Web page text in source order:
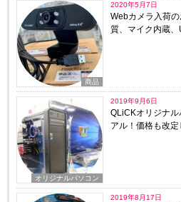
商品
2020年5月7日
Webカメラ入荷
質、マイク内蔵、
オリジナルパソコン
2019年9月6日
QLiCKオリジナ
アル！価格も改
2019年8月17日